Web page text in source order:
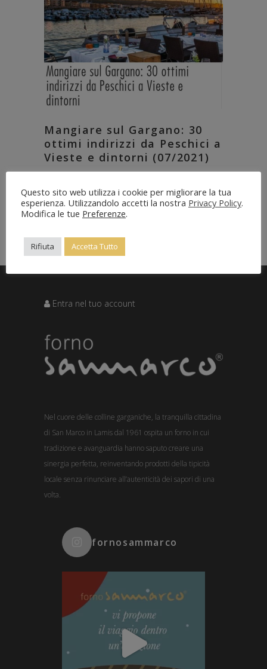
Mangiare sul Gargano: 30
ottimi indirizzi da Peschici a
Vieste e dintorni (07/2021)
Entra nel tuo account
Nel cuore delle colline garganiche, la tranquilla cittadina
di San Marco in Lamis dal 1961 ospita un forno in cui
tradizione e avanguardia hanno saputo creare una
sinergia perfetta, reinventando prodotti della tipicità
locale senza rinunciare all’autenticità dei sapori di una
volta.
fornosammarco
Questo sito web utilizza i cookie per migliorare la tua
esperienza. Utilizzandolo accetti la nostra Privacy Policy.
Modifica le tue Preferenze.
Rifiuta Accetta Tutto